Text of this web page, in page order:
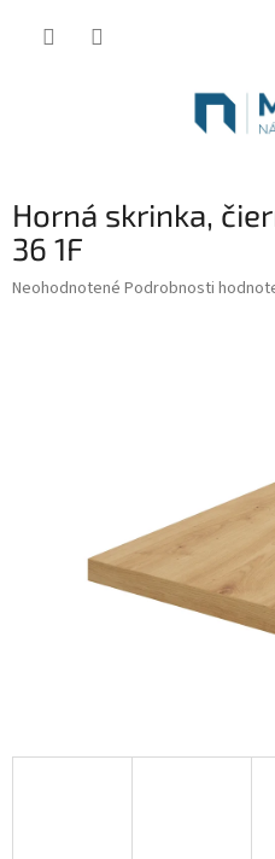
Horná skrinka,
36 1F
Priemerné
Neohodnotené Podrobnosti